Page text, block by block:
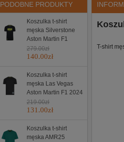
PODOBNE PRODUKTY
Koszulka t-shirt
męska Silverstone
Aston Martin F1
279.00zł
140.00zł
Koszulka t-shirt
męska Las Vegas
Aston Martin F1 2024
219.00zł
131.00zł
Koszulka t-shirt
męska AMR25
T-shirt